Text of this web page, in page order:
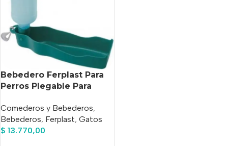
Bebedero Ferplast Para
Perros Plegable Para
Comederos y Bebederos,
Bebederos, Ferplast, Gatos
$ 13.770,00